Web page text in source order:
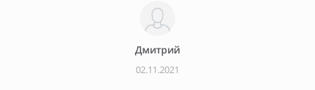
Дмитрий
02.11.2021